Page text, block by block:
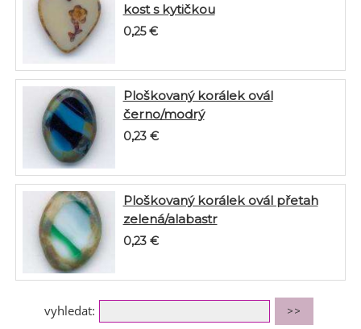
kost s kytičkou
0,25€
Ploškovaný korálek ovál
černo/modrý
0,23 €
Ploškovaný korálek ovál přetah
zelená/alabastr
0,23 €
vyhledat: